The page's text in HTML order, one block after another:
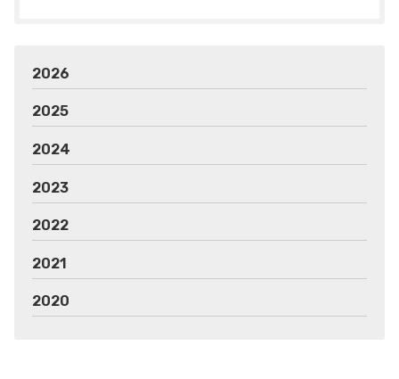
2026
2025
2024
2023
2022
2021
2020